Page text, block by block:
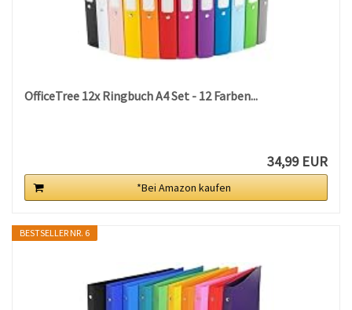
OfficeTree 12x Ringbuch A4 Set - 12 Farben...
34,99 EUR
*Bei Amazon kaufen
BESTSELLER NR. 6